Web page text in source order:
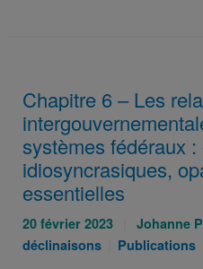
Chapitre 6 – Les
systèmes fédéraux
idiosyncrasiques,
essentielles
Publié
le
20 février 2023
Auteurs
:
Johanne
déclinaisons
Catégories
Publications